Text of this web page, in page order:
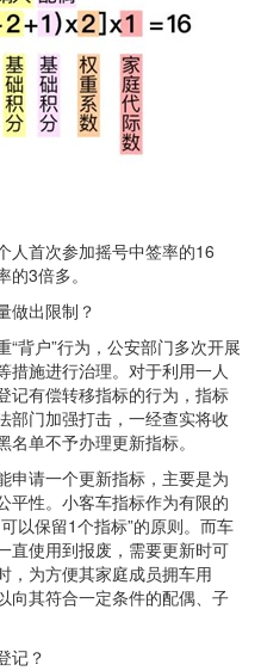
人首次参加摇号中签率的16
3倍多。
做出限制？
背户”行为，公安部门多次开展
措施进行治理。对于利用一人
记有偿转移指标的行为，指标
部门加强打击，一经查实将收
单不予办理更新指标。
申请一个更新指标，主要是为
平性。小客车指标作为有限的
以保留1个指标”的原则。而车
直使用到报废，需要更新时可
，为方便其家庭成员拥车用
向其符合一定条件的配偶、子
记？